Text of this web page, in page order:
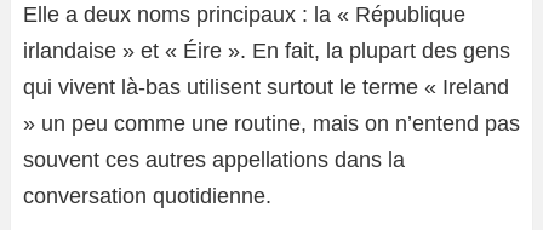
Elle a deux noms principaux : la « République
irlandaise » et « Éire ». En fait, la plupart des gens
qui vivent là-bas utilisent surtout le terme « Ireland
» un peu comme une routine, mais on n’entend pas
souvent ces autres appellations dans la
conversation quotidienne.